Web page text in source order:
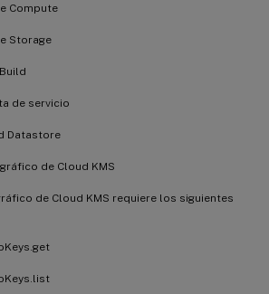
Compute
Storage
de servicio
Datastore
de Cloud KMS
de Cloud KMS requiere los siguientes